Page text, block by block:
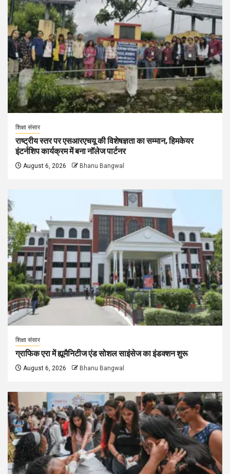
शिक्षा संसार
राष्ट्रीय स्तर पर एसआरएचयू की विशेषज्ञता का सम्मान, हिमकेयर
इंटर्नशिप कार्यक्रम में बना नॉलेज पार्टनर
August 6, 2026 Bhanu Bangwal
शिक्षा संसार
ग्राफिक एरा में ह्यूमैनिटीज एंड सोशल साइंसेज का इंडक्शन शुरू
August 6, 2026 Bhanu Bangwal